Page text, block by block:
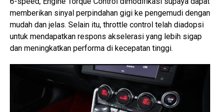
memberikan sinyal perpindahan gigi ke pengemudi dengan
mudah dan jelas. Selain itu, throttle control telah diadopsi
untuk mendapatkan respons akselerasi yang lebih sigap
dan meningkatkan performa di kecepatan tinggi.